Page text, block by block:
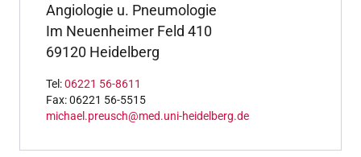
Angiologie u. Pneumologie
Im Neuenheimer Feld 410
69120 Heidelberg
Tel:06221 56-8611
Fax: 06221 56-5515
michael.preusch@med.uni-heidelberg.de